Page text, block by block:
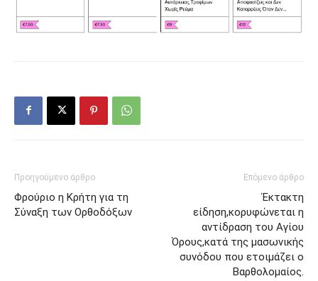
Προηγούμενο άρθρο
Φρούριο η Κρήτη για τη
Σύναξη των Ορθοδόξων
Επόμενο άρθρο
Έκτακτη
είδηση,κορυφώνεται η
αντίδραση του Αγίου
Όρους,κατά της μασωνικής
συνόδου που ετοιμάζει ο
Βαρθολομαίος.